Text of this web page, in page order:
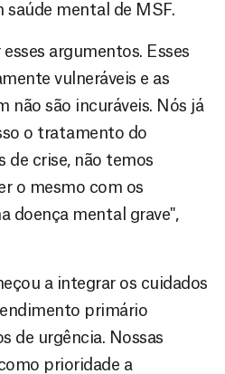
saúde mental de MSF.
argumentos. Esses
vulneráveis e as
não são incuráveis. Nós já
o tratamento do
de crise, não temos
o mesmo com os
doença mental grave",
a integrar os cuidados
primário
de urgência. Nossas
prioridade a